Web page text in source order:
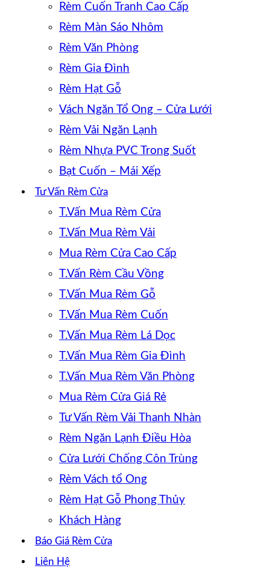
Rèm Cuốn Tranh Cao Cấp
Rèm Màn Sáo Nhôm
Rèm Văn Phòng
Rèm Gia Đình
Rèm Hạt Gỗ
Vách Ngăn Tổ Ong – Cửa Lưới
Rèm Vải Ngăn Lạnh
Rèm Nhựa PVC Trong Suốt
Bạt Cuốn – Mái Xếp
Tư Vấn Rèm Cửa
T.Vấn Mua Rèm Cửa
T.Vấn Mua Rèm Vải
Mua Rèm Cửa Cao Cấp
T.Vấn Rèm Cầu Vồng
T.Vấn Mua Rèm Gỗ
T.Vấn Mua Rèm Cuốn
T.Vấn Mua Rèm Lá Dọc
T.Vấn Mua Rèm Gia Đình
T.Vấn Mua Rèm Văn Phòng
Mua Rèm Cửa Giá Rẻ
Tư Vấn Rèm Vải Thanh Nhàn
Rèm Ngăn Lạnh Điều Hòa
Cửa Lưới Chống Côn Trùng
Rèm Vách tổ Ong
Rèm Hạt Gỗ Phong Thủy
Khách Hàng
Báo Giá Rèm Cửa
Liên Hệ